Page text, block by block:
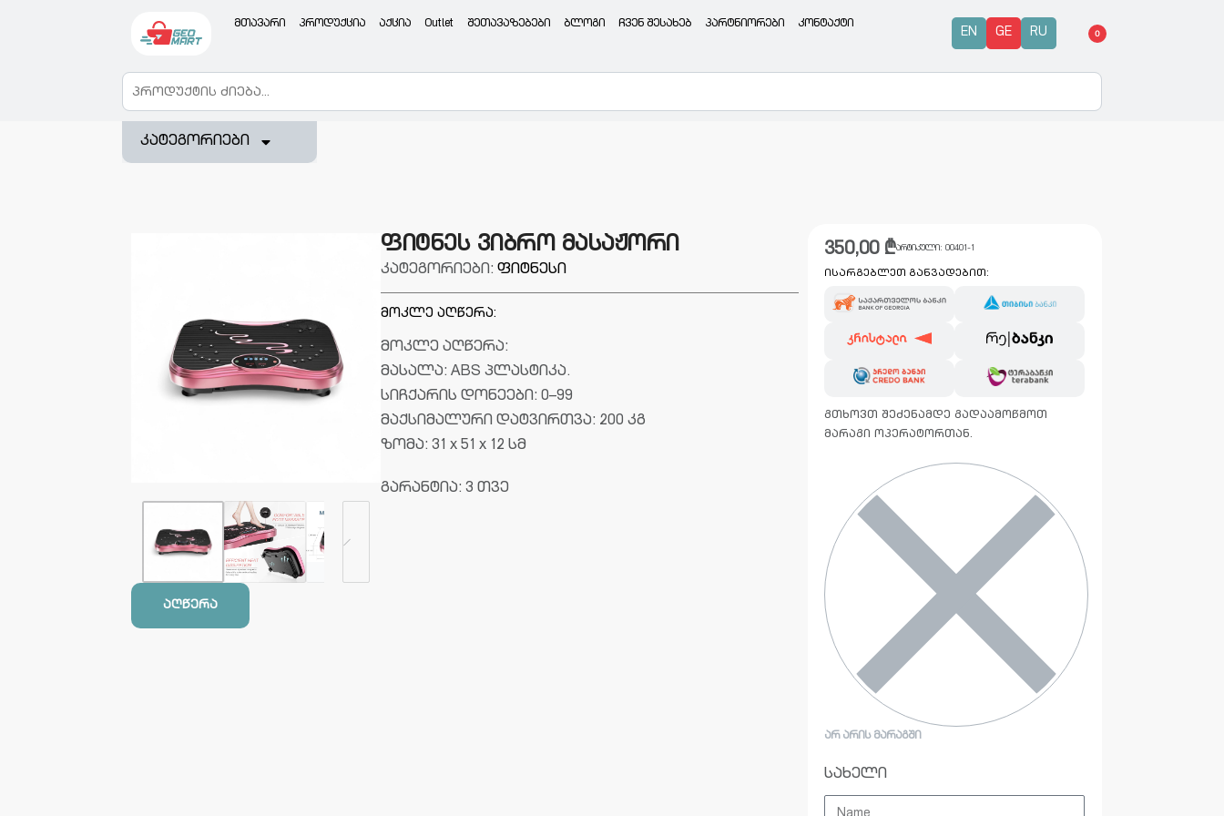
მთავარი პროდუქცია აქცია Outlet შეთავაზებები ბლოგი ჩვენ შესახებ პარტნიორები კონტაქტი
EN GE RU 0
კატეგორიები
ფიტნეს ვიბრო მასაჟორი
კატეგორიები: ფიტნესი
მოკლე აღწერა:
მოკლე აღწერა:
მასალა: ABS პლასტიკა.
სიჩქარის დონეები: 0–99
მაქსიმალური დატვირთვა: 200 კგ
ზომა: 31 x 51 x 12 სმ
გარანტია: 3 თვე
აღწერა
350,00 ₾არტიკული: 00401-1
ისარგებლეთ განვადებით:
გთხოვთ შეძენამდე გადაამოწმოთ
მარაგი ოპერატორთან.
ᲐᲠ ᲐᲠᲘᲡ ᲛᲐᲠᲐᲒᲨᲘ
სახელი